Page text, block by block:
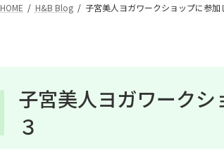
HOME H&B Blog 子宮美人ヨガワークショップに参
子宮美人ヨガワーク
３